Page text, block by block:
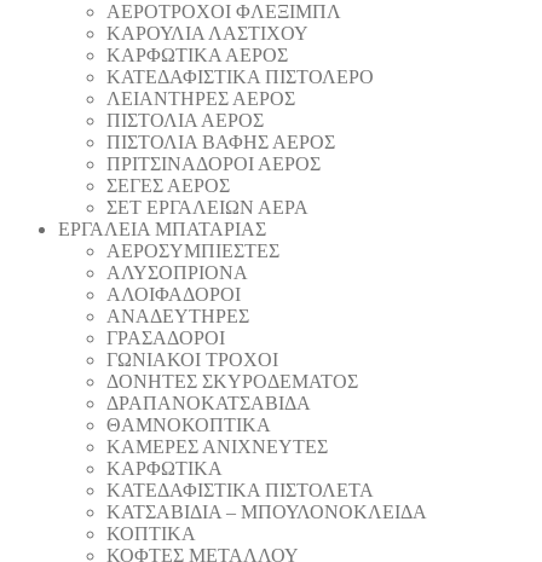
ΑΕΡΟΤΡΟΧΟΙ ΦΛΕΞΙΜΠΛ
ΚΑΡΟΥΛΙΑ ΛΑΣΤΙΧΟΥ
ΚΑΡΦΩΤΙΚΑ ΑΕΡΟΣ
ΚΑΤΕΔΑΦΙΣΤΙΚΑ ΠΙΣΤΟΛΕΡΟ
ΛΕΙΑΝΤΗΡΕΣ ΑΕΡΟΣ
ΠΙΣΤΟΛΙΑ ΑΕΡΟΣ
ΠΙΣΤΟΛΙΑ ΒΑΦΗΣ ΑΕΡΟΣ
ΠΡΙΤΣΙΝΑΔΟΡΟΙ ΑΕΡΟΣ
ΣΕΓΕΣ ΑΕΡΟΣ
ΣΕΤ ΕΡΓΑΛΕΙΩΝ ΑΕΡΑ
ΕΡΓΑΛΕΙΑ ΜΠΑΤΑΡΙΑΣ
AEΡΟΣΥΜΠΙΕΣΤΕΣ
AΛΥΣΟΠΡΙΟΝΑ
ΑΛΟΙΦΑΔOΡΟI
ΑΝΑΔΕΥΤΗΡΕΣ
ΓΡΑΣΑΔΟΡΟΙ
ΓΩΝΙΑΚΟΙ ΤΡΟΧΟΙ
ΔΟΝΗΤΕΣ ΣΚΥΡΟΔΕΜΑΤΟΣ
ΔΡΑΠΑΝΟΚΑΤΣΑΒΙΔΑ
ΘAΜΝΟΚΟΠΤΙΚΑ
ΚΑΜΕΡΕΣ ΑΝΙΧΝΕΥΤΕΣ
ΚΑΡΦΩΤΙΚΑ
ΚΑΤΕΔΑΦΙΣΤΙΚΑ ΠΙΣΤΟΛΕΤΑ
ΚΑΤΣΑΒΙΔΙΑ – ΜΠΟΥΛΟΝΟΚΛΕΙΔΑ
ΚΟΠΤΙΚA
ΚΟΦΤΕΣ ΜΕΤΑΛΛΟΥ